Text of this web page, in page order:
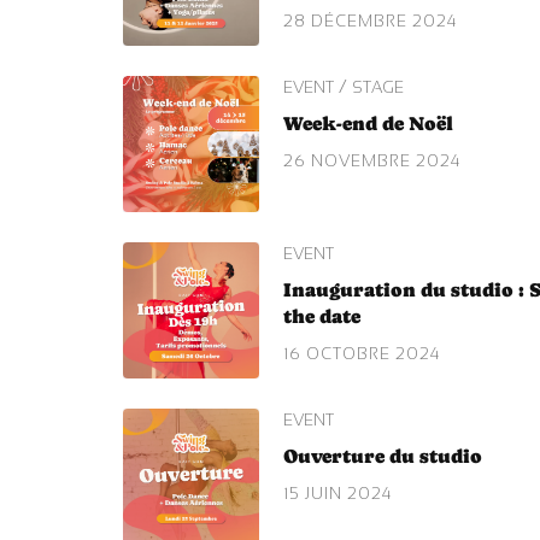
28 DÉCEMBRE 2024
EVENT/ STAGE
Week-end de Noël
26 NOVEMBRE 2024
EVENT
Inauguration du studio :
the date
16 OCTOBRE 2024
EVENT
Ouverture du studio
15 JUIN 2024